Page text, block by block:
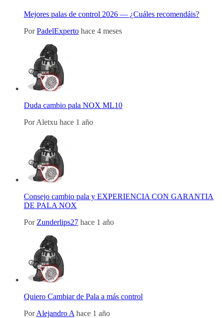
Mejores palas de control 2026 — ¿Cuáles recomendáis?
PorPadelExperto hace 4 meses
Duda cambio pala NOX ML10
PorAletxu hace 1 año
Consejo cambio pala y EXPERIENCIA CON GARANTIA
DE PALA NOX
Por Zunderlips27 hace 1 año
Quiero Cambiar de Pala a más control
PorAlejandro A hace 1 año